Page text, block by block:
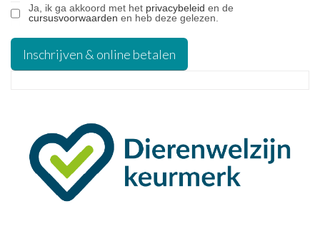
Ja, ik ga akkoord met het privacybeleid
cursusvoorwaarden en heb deze gelezen.